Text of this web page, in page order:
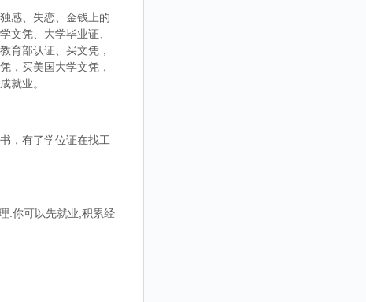
感、失恋、金钱上的
文凭、大学毕业证、
育部认证、买文凭，
，买美国大学文凭，
就业。
，有了学位证在找工
.你可以先就业,积累经